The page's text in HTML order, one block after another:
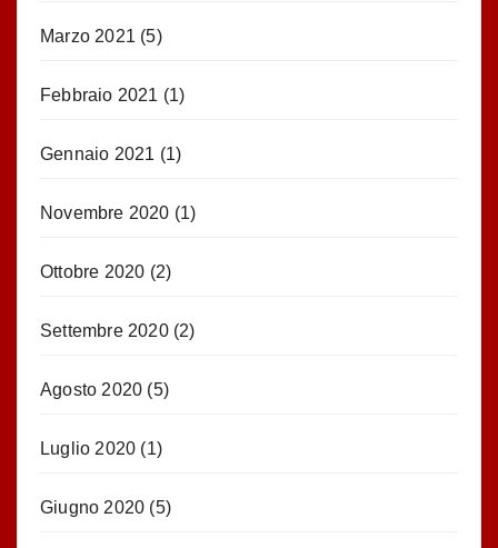
Marzo 2021 (5)
Febbraio 2021 (1)
Gennaio 2021 (1)
Novembre 2020 (1)
Ottobre 2020 (2)
Settembre 2020(2)
Agosto 2020 (5)
Luglio 2020 (1)
Giugno 2020 (5)